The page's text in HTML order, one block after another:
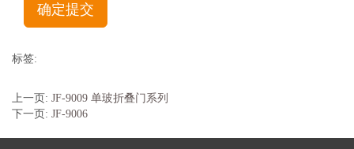
确定提交
标签:
上一页: JF-9009 单玻折叠门系列
下一页: JF-9006